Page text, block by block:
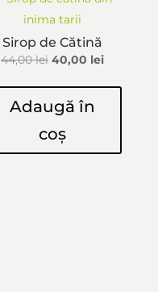
Sirop de Cătină
44,00lei Prețul
a
44,00 lei.
40,00 leiPrețul
Adaugă în
coș